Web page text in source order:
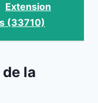
Extension
(33710)
la